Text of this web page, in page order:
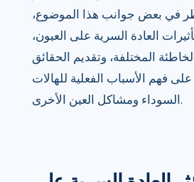
في بعض جوانب هذا الموضوع،
العادة السرية على العيون،
المختلفة، وتقديم الحقائق
فهم الأسباب الفعلية للهالات
السوداء ومشاكل العين الأخرى.